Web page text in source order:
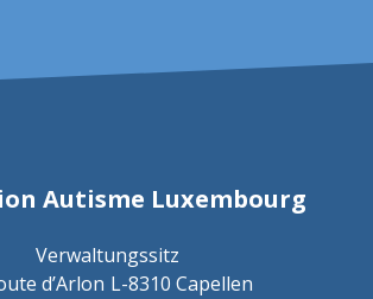
Autisme Luxembourg
Verwaltungssitz
d’Arlon L-8310 Capellen